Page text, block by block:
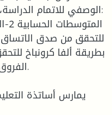
الوصفي للاتمام